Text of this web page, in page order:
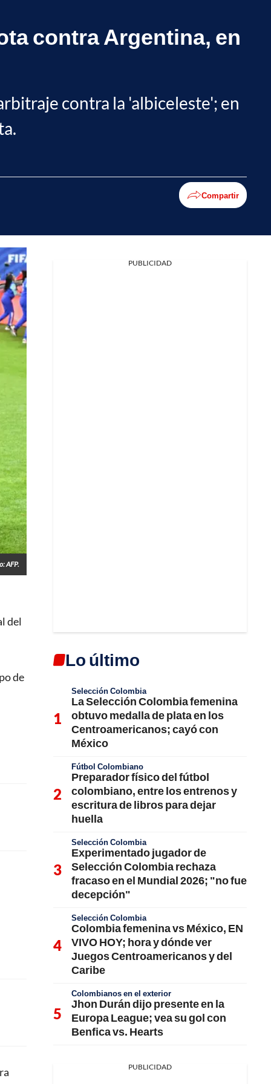
contra Argentina, en
contra la 'albiceleste'; en
Compartir
AFP.
del
de
PUBLICIDAD
Lo último
Selección Colombia
La Selección Colombia femenina
obtuvo medalla de plata en los
Centroamericanos; cayó con
México
Fútbol Colombiano
Preparador físico del fútbol
colombiano, entre los entrenos y
escritura de libros para dejar
huella
Selección Colombia
Experimentado jugador de
Selección Colombia rechaza
fracaso en el Mundial 2026; "no fue
decepción"
Selección Colombia
Colombia femenina vs México, EN
VIVO HOY; hora y dónde ver
Juegos Centroamericanos y del
Caribe
Colombianos en el exterior
Jhon Durán dijo presente en la
Europa League; vea su gol con
Benfica vs. Hearts
PUBLICIDAD